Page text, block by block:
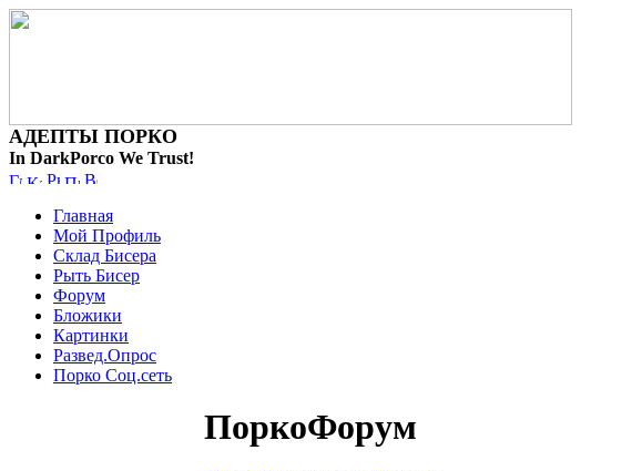
АДЕПТЫ ПОРКО
In DarkPorco We Trust!
Главная
Мой Профиль
Склад Бисера
Рыть Бисер
Форум
Бложики
Картинки
Развед.Опрос
Порко Соц.сеть
ПоркоФорум